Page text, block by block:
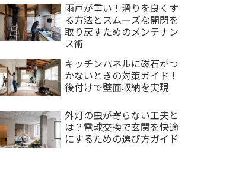
雨戸が重い！滑りを良くす
る方法とスムーズな開閉を
取り戻すためのメンテナン
ス術
キッチンパネルに磁石がつ
かないときの対策ガイド！
後付けで壁面収納を実現
外灯の虫が寄らない工夫と
は？電球交換で玄関を快適
にするための選び方ガイド